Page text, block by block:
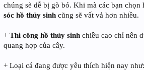
chúng sẽ dễ bị gò bó. Khi mà các bạn
sóc hồ thủy sinhcũng sẽ vất vả hơn nhiều.
+Thi công hồ thủy sinh chiều cao chỉ nên
quang hợp của cây.
+ Loại cá đang được yêu thích hiện nay